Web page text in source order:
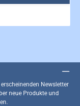
Newsletter
neue Produkte und